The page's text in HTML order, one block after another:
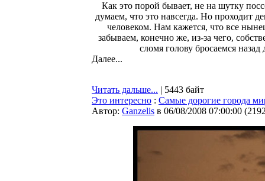
Как это порой бывает, не на шутку
думаем, что это навсегда. Но проходит
человеком. Нам кажется, что все
забываем, конечно же, из-за чего,
сломя голову бросаемся
Далее...
Читать дальше... | 5443 байт
Это интересно : Самые дорогие города
Автор: Ganzelis в 06/08/2008 07:00:00 (